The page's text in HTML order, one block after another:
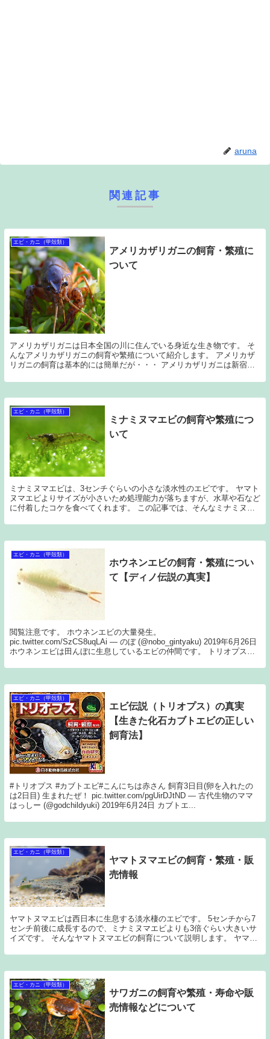
aruna
関連記事
エビ・カニ（甲殻類）
アメリカザリガニの飼育・繁殖に
ついて
アメリカザリガニは日本全国の川に住んでいる身近な生き物です。 そ
んなアメリカザリガニの飼育や繁殖について紹介します。 アメリカザ
リガニの飼育は基本的には簡単だが・・・ アメリカザリガニは新宿や
エビ・カニ（甲殻類）
ミナミヌマエビの飼育や繁殖につ
いて
ミナミヌマエビは、3センチぐらいの小さな淡水性のエビです。 ヤマト
ヌマエビよりサイズが小さいため処理能力が落ちますが、水草や石など
に付着したコケを食べてくれます。 この記事では、そんなミナミヌマ
エビ・カニ（甲殻類）
ホウネンエビの飼育・繁殖につい
て【ディノ伝説の真実】
閲覧注意です。 ホウネンエビの大量発生。
pic.twitter.com/SzCS8uqLAi — のぼ (@nobo_gintyaku) 2019年6月26日
ホウネンエビは田んぼに生息しているエビの仲間です。 トリオプス
エビ・カニ（甲殻類）
エビ伝説（トリオプス）の真実
【生きた化石カブトエビの正しい
飼育法】
#トリオプス #カブトエビ#こんにちは赤さん 飼育3日目(卵を入れたの
は2日目) 生まれたぜ！ pic.twitter.com/pgUirDJtND — 古代生物のママ
はっしー (@godchildyuki) 2019年6月24日 カブトエ...
エビ・カニ（甲殻類）
ヤマトヌマエビの飼育・繁殖・販
売情報
ヤマトヌマエビは西日本に生息する淡水棲のエビです。 5センチから7
センチ前後に成長するので、ミナミヌマエビよりも3倍ぐらい大きいサ
イズです。 そんなヤマトヌマエビの飼育について説明します。 ヤマト
エビ・カニ（甲殻類）
サワガニの飼育や繁殖・寿命や販
売情報などについて